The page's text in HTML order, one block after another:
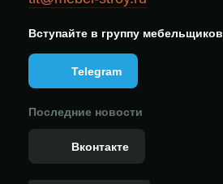
Вступайте в группу мебельщиков
Telegram
Последние новости
Вконтакте